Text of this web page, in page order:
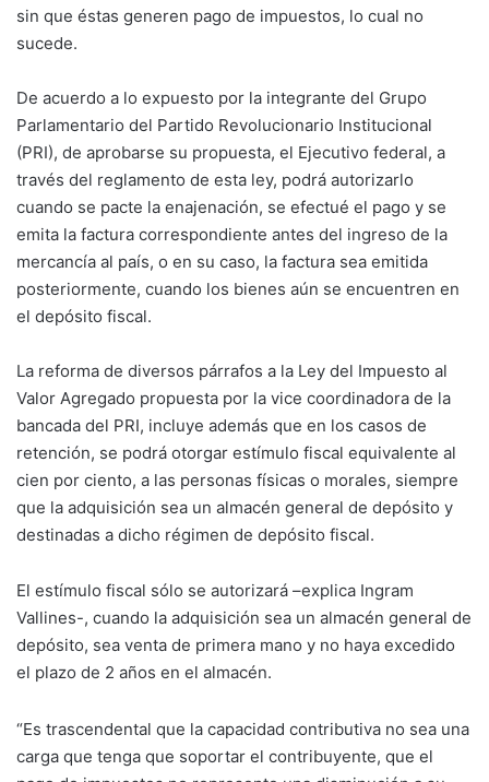
sin que éstas generen pago de impuestos, lo cual no
sucede.
De acuerdo a lo expuesto por la integrante del Grupo
Parlamentario del Partido Revolucionario Institucional
(PRI), de aprobarse su propuesta, el Ejecutivo federal, a
través del reglamento de esta ley, podrá autorizarlo
cuando se pacte la enajenación, se efectué el pago y se
emita la factura correspondiente antes del ingreso de la
mercancía al país, o en su caso, la factura sea emitida
posteriormente, cuando los bienes aún se encuentren en
el depósito fiscal.
La reforma de diversos párrafos a la Ley del Impuesto al
Valor Agregado propuesta por la vice coordinadora de la
bancada del PRI, incluye además que en los casos de
retención, se podrá otorgar estímulo fiscal equivalente al
cien por ciento, a las personas físicas o morales, siempre
que la adquisición sea un almacén general de depósito y
destinadas a dicho régimen de depósito fiscal.
El estímulo fiscal sólo se autorizará –explica Ingram
Vallines-, cuando la adquisición sea un almacén general de
depósito, sea venta de primera mano y no haya excedido
el plazo de 2 años en el almacén.
“Es trascendental que la capacidad contributiva no sea una
carga que tenga que soportar el contribuyente, que el